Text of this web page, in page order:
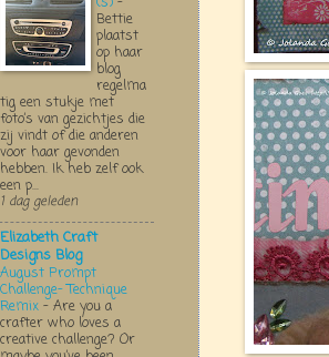
Bettie
plaatst
op haar
blog
regelma
tig een stukje met
foto’s van gezichtjes die
zij vindt of die anderen
voor haar gevonden
hebben. Ik heb zelf ook
een p...
1 dag geleden
Elizabeth Craft
Designs Blog
August Prompt
Challenge- Technique
Remix - Are you a
crafter who loves a
creative challenge? Or